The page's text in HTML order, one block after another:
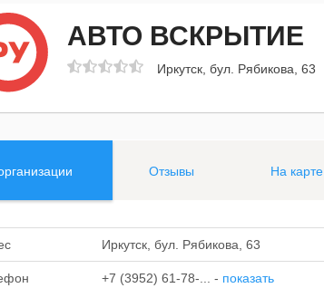
АВТО ВСКРЫТИЕ
Иркутск, бул. Рябикова, 63
Отзывы На карте
Иркутск, бул. Рябикова, 63
+7 (3952) 61-78-... - показать